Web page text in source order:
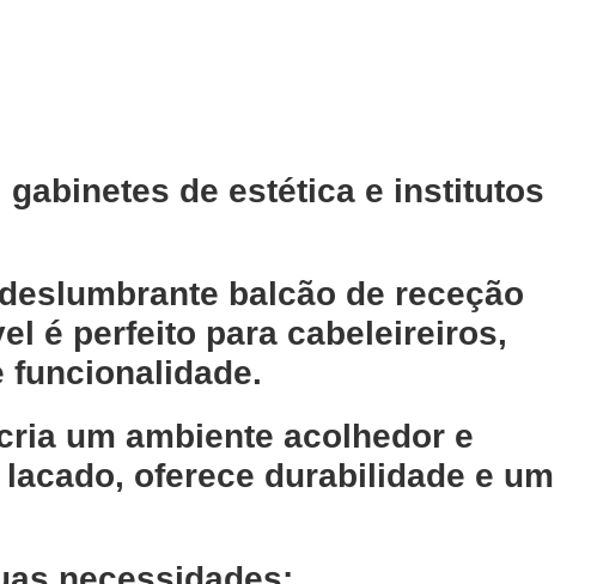
de estética e institutos
balcão de receção
é perfeito para cabeleireiros,
funcionalidade.
um ambiente acolhedor e
oferece durabilidade e um